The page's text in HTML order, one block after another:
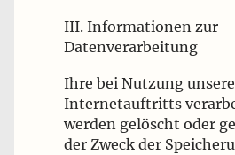
III. Informationen zur
Datenverarbeitung
Ihre bei Nutzung
Internetauftritts
werden gelöscht oder
der Zweck der